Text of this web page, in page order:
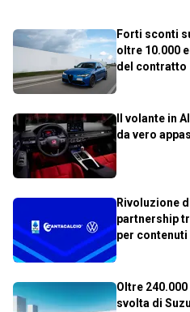
Forti sconti
oltre 10.000
del contratto
Il volante in
da vero
Rivoluzione
partnership
per
Oltre
svolta di